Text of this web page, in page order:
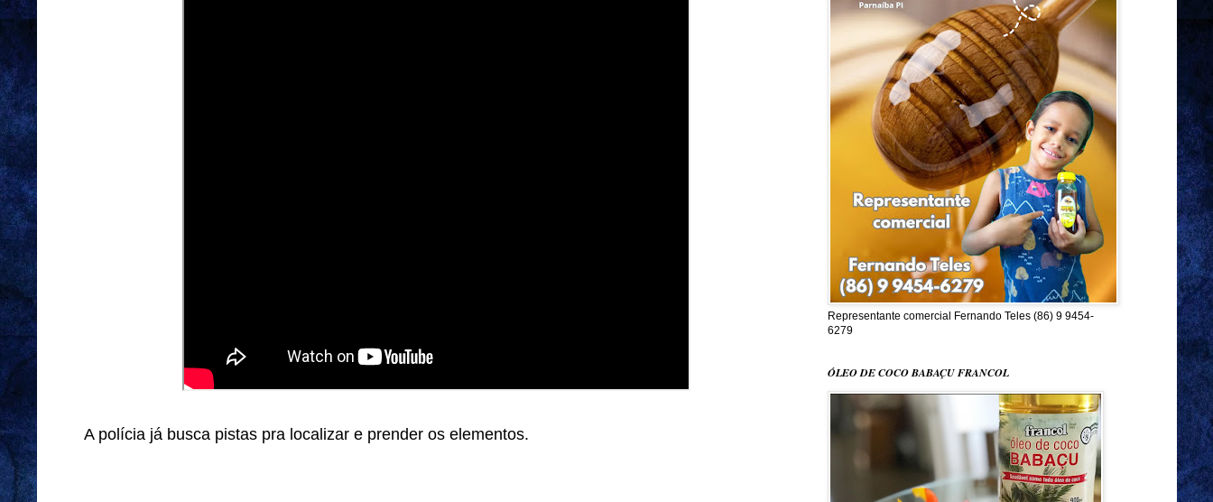
A polícia já busca pistas pra localizar e prender os elementos.
Representante comercial Fernando Teles (86) 9 9454-
6279
ÓLEO DE COCO BABAÇU FRANCOL